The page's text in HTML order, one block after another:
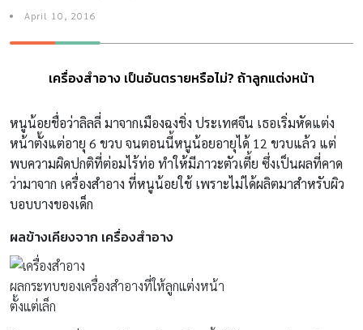
April 10, 2016
เครื่องสำอาง เป็นอันตรายหรือไม่? ถ้าลูกแต่งหน้า
หนูน้อยชื่อว่าลิลลี่ มาจากเมืองฉงชิ่ง ประเทศจีน เธอเริ่มหัดแต่ง
หน้าตั้งแต่อายุ 6 ขวบ จนตอนนี้หนูน้อยอายุได้ 12 ขวบแล้ว แต่
พบความผิดปกติที่ต่อมไร้ท่อ ทำให้มีภาวะตัวเตี้ย ซึ่งเป็นผลที่คาด
ว่ามาจาก เครื่องสำอาง ที่หนูน้อยใช้ เพราะไม่ได้ผลิตมาสำหรับผิว
บอบบางของเด็ก
ผลข้างเคียงจาก เครื่องสำอาง
ผลกระทบของเครื่องสำอางที่ให้ลูกแต่งหน้า
ตั้งแต่เล็ก